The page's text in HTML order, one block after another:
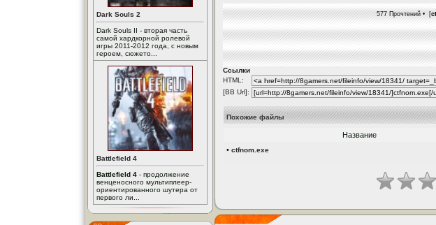
Dark Souls 2
Dark Souls II - вторая часть
самой хардкорной ролевой
игры 2011-2012 года, с новым
героем, сюжето...
Battlefield 4
Battlefield 4 - продолжение
венценосного мультиплеер-
ориентированного шутера от
первого ли...
577 Прочтений • [
Ссылки
HTML:
[BB Url]:
Похожие файлы
Название
• ctfnom.exe